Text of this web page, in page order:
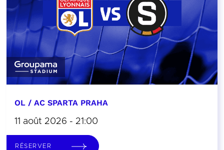
OL / AC SPARTA PRAHA
11 août 2026 - 21:00
RÉSERVER